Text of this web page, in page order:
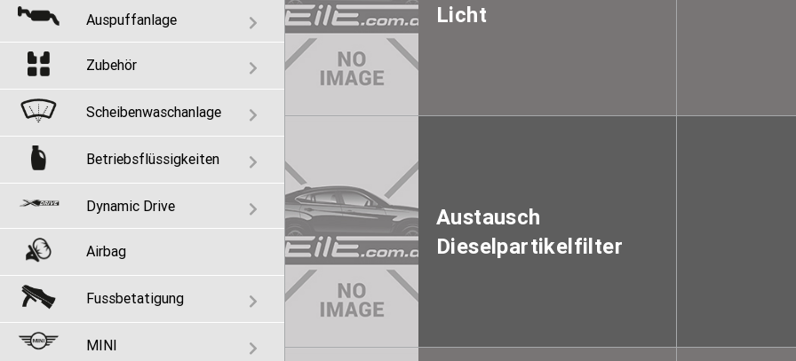
Auspuffanlage
Zubehör
Scheibenwaschanlage
Betriebsflüssigkeiten
Dynamic Drive
Airbag
Fussbetatigung
MINI
Licht
Austausch
Dieselpartikelfilter